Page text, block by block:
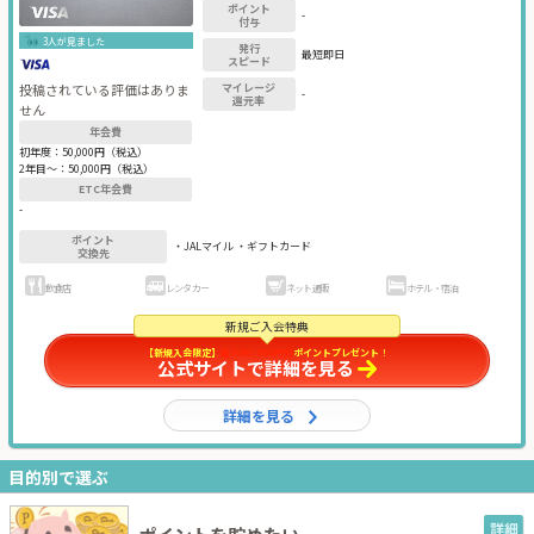
3人が見ました
投稿されている評価はありま
せん
年会費
初年度： 50,000円（税込）
2年目〜： 50,000円（税込）
ETC年会費
-
ポイント
付与
-
発行
スピード
最短即日
マイレージ
還元率
-
ポイント
交換先
・JALマイル ・ギフトカード
飲食店 レンタカー ネット通販 ホテル・宿泊
【新規入会限定】 ポイントプレゼント ！
新規ご入会特典
公式サイトで詳細を見る
詳細を見る
目的別で選ぶ